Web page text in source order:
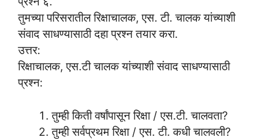
तुमच्या परिसरातील रिक्षाचालक, एस. टी. चालक यांच्याशी
संवाद साधण्यासाठी दहा प्रश्न तयार करा.
उत्तर:
रिक्षाचालक, एस.टी चालक यांच्याशी संवाद साधण्यासाठी
प्रश्न:
तुम्ही किती वर्षांपासून रिक्षा / एस.टी. चालवता?
तुम्ही सर्वप्रथम रिक्षा / एस. टी. कधी चालवली?